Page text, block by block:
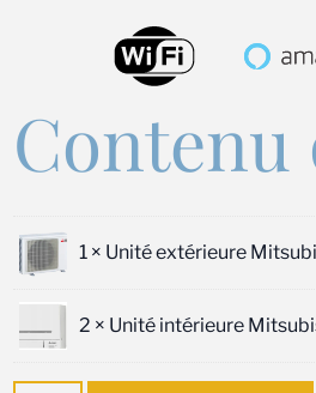
Contenu
1 × Unité extérieure
2 × Unité intérieure